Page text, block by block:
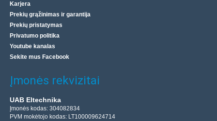
Karjera
Prekių grąžinimas ir garantija
Prekių pristatymas
Privatumo politika
Youtube kanalas
Sekite mus Facebook
Įmonės rekvizitai
UAB Eltechnika
Įmonės kodas: 304082834
PVM mokėtojo kodas: LT100009624714